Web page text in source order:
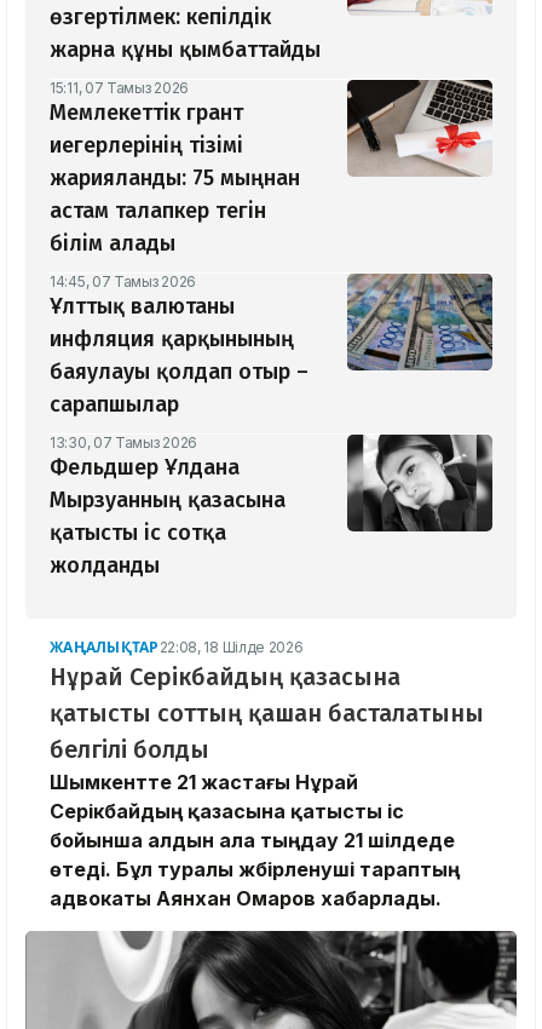
өзгертілмек: кепілдік
жарна құны қымбаттайды
15:11, 07 Тамыз 2026
Мемлекеттік грант
иегерлерінің тізімі
жарияланды: 75 мыңнан
астам талапкер тегін
білім алады
14:45, 07 Тамыз 2026
Ұлттық валютаны
инфляция қарқынының
баяулауы қолдап отыр –
сарапшылар
13:30, 07 Тамыз 2026
Фельдшер Ұлдана
Мырзуанның қазасына
қатысты іс сотқа
жолданды
ЖАҢАЛЫҚТАР 22:08, 18 Шілде 2026
Нұрай Серікбайдың қазасына
қатысты соттың қашан басталатыны
белгілі болды
Шымкентте 21 жастағы Нұрай
Серікбайдың қазасына қатысты іс
бойынша алдын ала тыңдау 21 шілдеде
өтеді. Бұл туралы жәбірленуші тараптың
адвокаты Аянхан Омаров хабарлады.